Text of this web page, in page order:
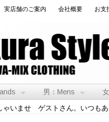
実店舗のご案内 会社概要 お支
男：Mens
ゃいませ ゲストさん。いつもあ